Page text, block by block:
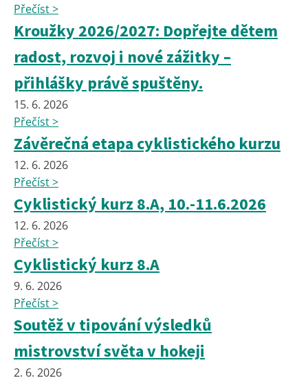
Přečíst >
Kroužky 2026/2027: Dopřejte dětem
radost, rozvoj i nové zážitky –
přihlášky právě spuštěny.
15. 6. 2026
Přečíst >
Závěrečná etapa cyklistického kurzu
12. 6. 2026
Přečíst >
Cyklistický kurz 8.A, 10.-11.6.2026
12. 6. 2026
Přečíst >
Cyklistický kurz 8.A
9. 6. 2026
Přečíst >
Soutěž v tipování výsledků
mistrovství světa v hokeji
2. 6. 2026